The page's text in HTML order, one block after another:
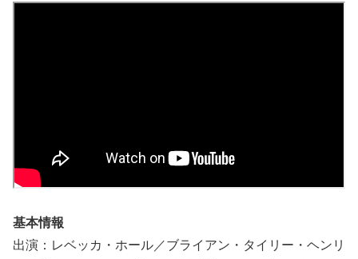
基本情報
出演：レベッカ・ホール／ブライアン・タイリー・ヘンリ